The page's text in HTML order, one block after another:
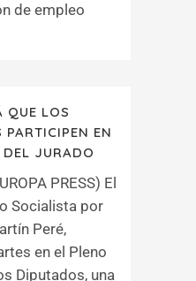
de empleo
QUE LOS
EN
JURADO
PRESS) El
Socialista por
Peré,
en el Pleno
Diputados, una